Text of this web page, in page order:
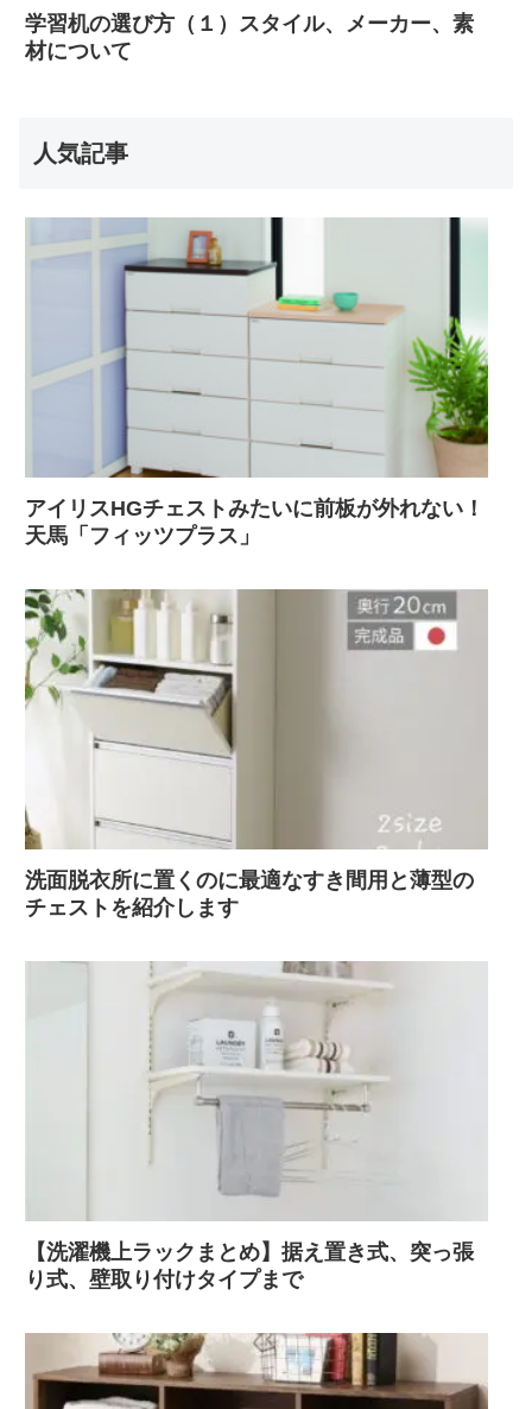
学習机の選び方（１）スタイル、メーカー、素
材について
人気記事
アイリスHGチェストみたいに前板が外れない！
天馬「フィッツプラス」
洗面脱衣所に置くのに最適なすき間用と薄型の
チェストを紹介します
【洗濯機上ラックまとめ】据え置き式、突っ張
り式、壁取り付けタイプまで